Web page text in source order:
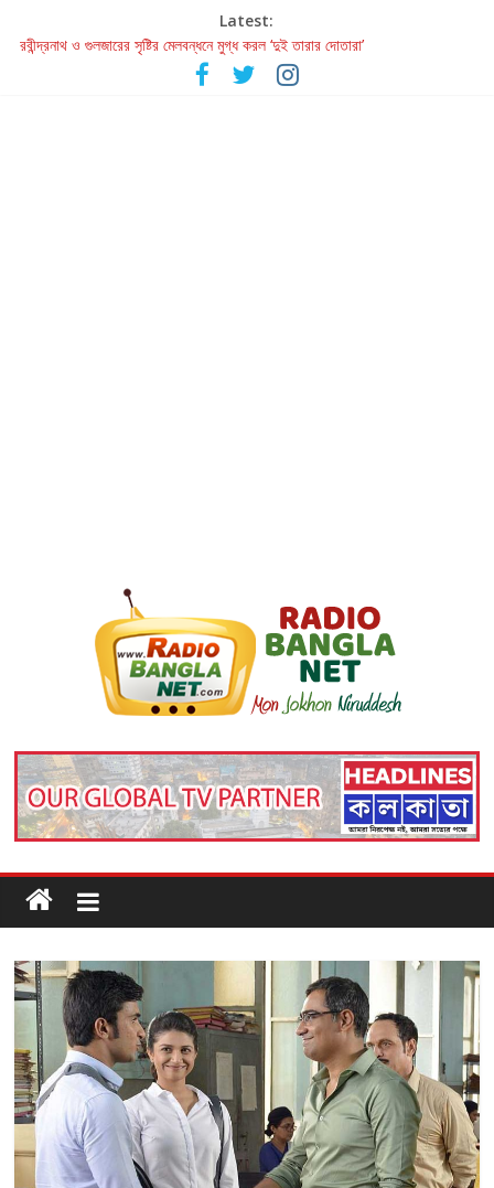
Latest:
হাওয়া বদলের টলিউডে ‘তুমি এলে তাই’
রবীন্দ্রনাথ ও গুলজারের সৃষ্টির মেলবন্ধনে মুগ্ধ করল ‘দুই তারার দোতারা’
কলের গান থেকে রীলস্ — বাঙালির গান শোনার বিবর্তনের গল্প